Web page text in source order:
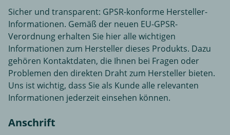
Sicher und transparent: GPSR-konforme Hersteller-
Informationen. Gemäß der neuen EU-GPSR-
Verordnung erhalten Sie hier alle wichtigen
Informationen zum Hersteller dieses Produkts. Dazu
gehören Kontaktdaten, die Ihnen bei Fragen oder
Problemen den direkten Draht zum Hersteller bieten.
Uns ist wichtig, dass Sie als Kunde alle relevanten
Informationen jederzeit einsehen können.
Anschrift